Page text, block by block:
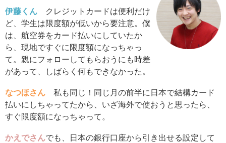
伊藤くん
クレジットカードは便利だけ
ど、学生は限度額が低いから要注意。僕
は、航空券をカード払いにしていたか
ら、現地ですぐに限度額になっちゃっ
て。親にフォローしてもらおうにも時差
があって、しばらく何もできなかった。
なつほさん 私も同じ！同じ月の前半に日本で結構カード
払いにしちゃってたから、いざ海外で使おうと思ったら、
すぐ限度額になっちゃって。
かえでさんでも、日本の銀行口座から引き出せる設定して